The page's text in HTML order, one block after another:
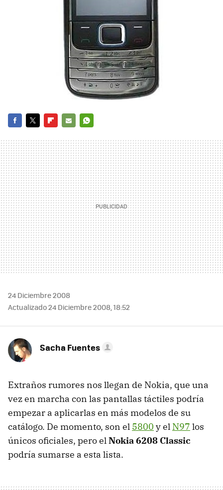
MAIL
24 Diciembre 2008
Actualizado 24 Diciembre 2008, 18:52
Sacha Fuentes
Extraños rumores nos llegan de Nokia, que una
vez en marcha con las pantallas táctiles podría
empezar a aplicarlas en más modelos de su
catálogo. De momento, son el 5800 y el N97 los
únicos oficiales, pero elNokia 6208 Classic
podría sumarse a esta lista.